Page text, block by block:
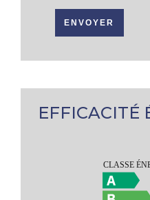
ENVOYER
EFFICACITÉ